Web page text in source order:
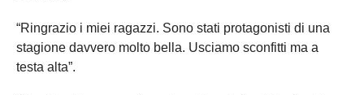
“Ringrazio i miei ragazzi. Sono stati protagonisti di una
stagione davvero molto bella. Usciamo sconfitti ma a
testa alta”.